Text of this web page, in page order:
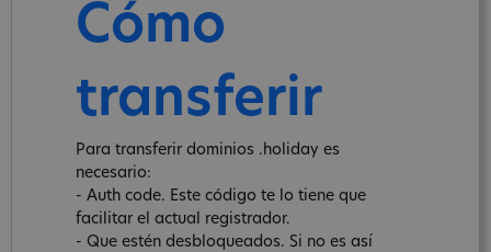
Cómo
transferir
Para transferir dominios .holiday es
necesario:
- Auth code. Este código te lo tiene que
facilitar el actual registrador.
- Que estén desbloqueados. Si no es así